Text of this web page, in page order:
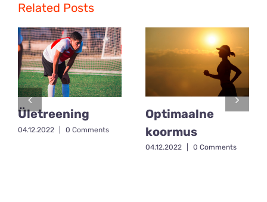
Related Posts
Ületreening
04.12.2022 0 Comments
Optimaalne
koormus
04.12.2022 0 Comments